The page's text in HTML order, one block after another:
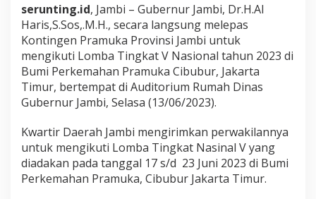
e
n
P
a
m
u
J
a
m
b
i
serunting.id, Jambi – Gubernur Jambi, Dr.H.Al
Haris,S.Sos,.M.H., secara langsung melepas
Kontingen Pramuka Provinsi Jambi untuk
mengikuti Lomba Tingkat V Nasional tahun 2023 di
Bumi Perkemahan Pramuka Cibubur, Jakarta
Timur, bertempat di Auditorium Rumah Dinas
Gubernur Jambi, Selasa (13/06/2023).
Kwartir Daerah Jambi mengirimkan perwakilannya
untuk mengikuti Lomba Tingkat Nasinal V yang
diadakan pada tanggal 17 s/d 23 Juni 2023 di Bumi
Perkemahan Pramuka, Cibubur Jakarta Timur.